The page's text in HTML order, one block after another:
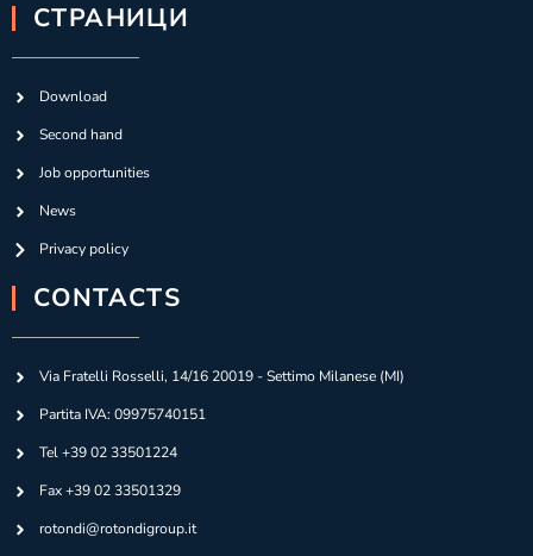
СТРАНИЦИ
Download
Second hand
Job opportunities
News
Privacy policy
CONTACTS
Via Fratelli Rosselli, 14/16 20019 - Settimo Milanese (MI)
Partita IVA: 09975740151
Tel +39 02 33501224
Fax +39 02 33501329
rotondi@rotondigroup.it